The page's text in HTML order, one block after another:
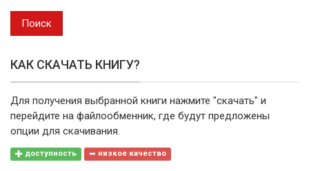
Поиск
КАК СКАЧАТЬ КНИГУ?
Для получения выбранной книги нажмите "скачать" и
перейдите на файлообменник, где будут предложены
опции для скачивания.
доступность низкое качество